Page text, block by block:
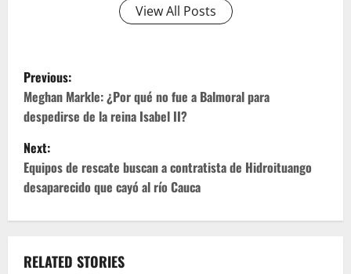
View All Posts
P
o
s
t
n
Previous:
Meghan Markle: ¿Por qué no fue a Balmoral para
despedirse de la reina Isabel II?
Next:
Equipos de rescate buscan a contratista de Hidroituango
desaparecido que cayó al río Cauca
RELATED STORIES